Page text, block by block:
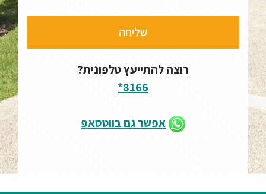
רוצה להתייעץ טלפונית?
8166*
אפשר גם בווטסאפ